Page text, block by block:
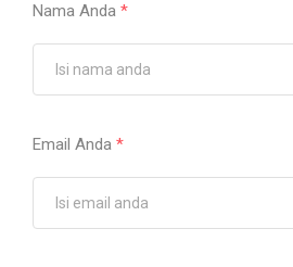
Nama Anda *
Email Anda *